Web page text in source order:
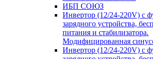
ИБП СОЮЗ
Инвертор (12/24-220V) с
зарядного устройства,
питания и стабилизатора.
Модифицированная
Инвертор (12/24-220V) с